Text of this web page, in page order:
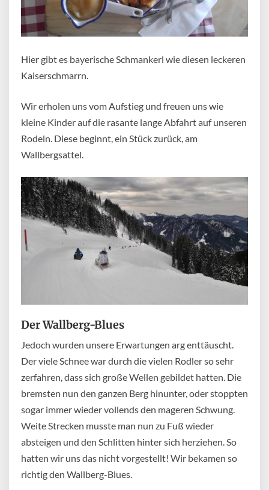
Hier gibt es bayerische Schmankerl wie diesen leckeren
Kaiserschmarrn.
Wir erholen uns vom Aufstieg und freuen uns wie
kleine Kinder auf die rasante lange Abfahrt auf unseren
Rodeln. Diese beginnt, ein Stück zurück, am
Wallbergsattel.
Der Wallberg-Blues
Jedoch wurden unsere Erwartungen arg enttäuscht.
Der viele Schnee war durch die vielen Rodler so sehr
zerfahren, dass sich große Wellen gebildet hatten. Die
bremsten nun den ganzen Berg hinunter, oder stoppten
sogar immer wieder vollends den mageren Schwung.
Weite Strecken musste man nun zu Fuß wieder
absteigen und den Schlitten hinter sich herziehen. So
hatten wir uns das nicht vorgestellt! Wir bekamen so
richtig den Wallberg-Blues.